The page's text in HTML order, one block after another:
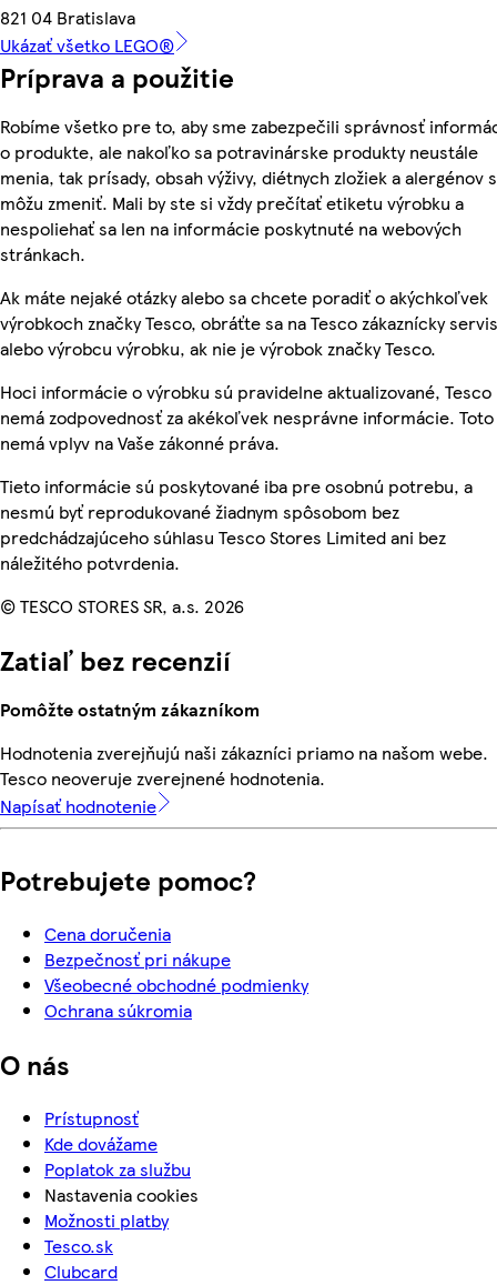
821 04 Bratislava
Ukázať všetko LEGO®
Príprava a použitie
Robíme všetko pre to, aby sme zabezpečili správnosť
o produkte, ale nakoľko sa potravinárske produkty neustále
menia, tak prísady, obsah výživy, diétnych zložiek a alergénov
môžu zmeniť. Mali by ste si vždy prečítať etiketu výrobku a
nespoliehať sa len na informácie poskytnuté na webových
stránkach.
Ak máte nejaké otázky alebo sa chcete poradiť o akýchkoľvek
výrobkoch značky Tesco, obráťte sa na Tesco zákaznícky
alebo výrobcu výrobku, ak nie je výrobok značky Tesco.
Hoci informácie o výrobku sú pravidelne aktualizované, Tesco
nemá zodpovednosť za akékoľvek nesprávne informácie. Toto
nemá vplyv na Vaše zákonné práva.
Tieto informácie sú poskytované iba pre osobnú potrebu, a
nesmú byť reprodukované žiadnym spôsobom bez
predchádzajúceho súhlasu Tesco Stores Limited ani bez
náležitého potvrdenia.
© TESCO STORES SR, a.s. 2026
Zatiaľ bez recenzií
Pomôžte ostatným zákazníkom
Hodnotenia zverejňujú naši zákazníci priamo na našom webe.
Tesco neoveruje zverejnené hodnotenia.
Napísať hodnotenie
Potrebujete pomoc?
Cena doručenia
Bezpečnosť pri nákupe
Všeobecné obchodné podmienky
Ochrana súkromia
O nás
Prístupnosť
Kde dovážame
Poplatok za službu
Nastavenia cookies
Možnosti platby
Tesco.sk
Clubcard